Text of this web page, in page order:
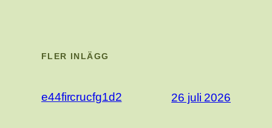
FLER INLÄGG
e44fircrucfg1d2 26 juli 2026